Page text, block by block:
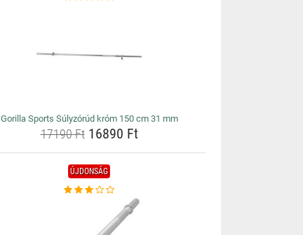
Gorilla Sports Súlyzórúd króm 150 cm 31 mm
17190 Ft16890 Ft
ÚJDONSÁG